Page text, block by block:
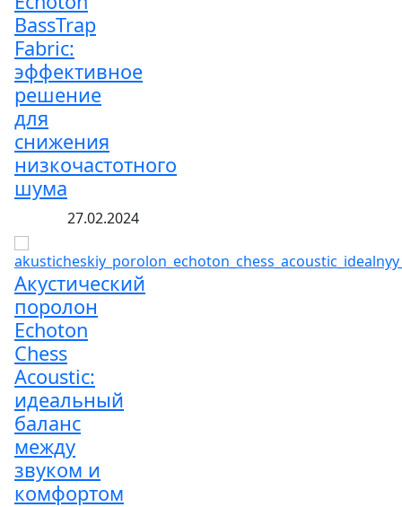
BassTrap
Fabric:
эффективное
решение
для
снижения
низкочастотного
шума
27.02.2024
Акустический
поролон
Echoton
Chess
Acoustic:
идеальный
баланс
между
звуком и
комфортом